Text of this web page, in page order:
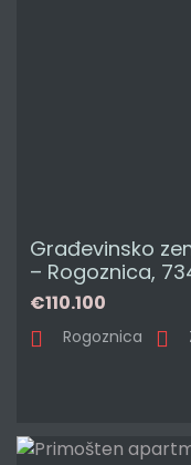
Građevinsko
– Rogoznica,
€110.100
Rogoznica